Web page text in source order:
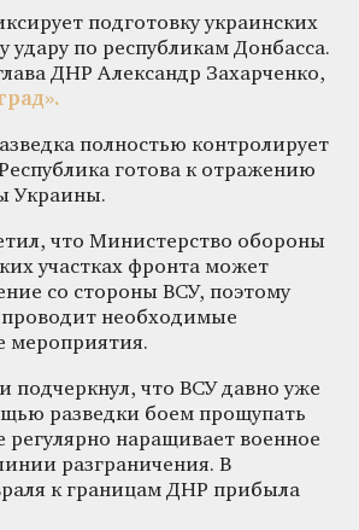
подготовку украинских
удару по республикам Донбасса.
ДНР Александр Захарченко,
полностью контролирует
готова к отражению
Украины.
что Министерство обороны
участках фронта может
со стороны ВСУ, поэтому
необходимые
мероприятия.
подчеркнул, что ВСУ давно уже
разведки боем прощупать
регулярно наращивает военное
разграничения. В
к границам ДНР прибыла